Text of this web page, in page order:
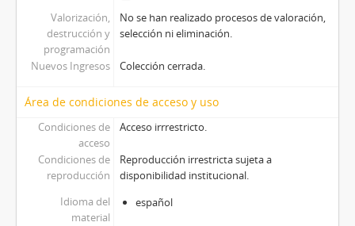
Valorización,
destrucción y
programación
No se han realizado procesos de valoración,
selección ni eliminación.
Nuevos Ingresos Colección cerrada.
Área de condiciones de acceso y uso
Condiciones de
acceso
Acceso irrrestricto.
Condiciones de
reproducción
Reproducción irrestricta sujeta a
disponibilidad institucional.
Idioma del
material
español